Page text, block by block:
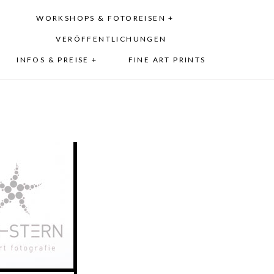
WORKSHOPS & FOTOREISEN +
VERÖFFENTLICHUNGEN
INFOS & PREISE + FINE ART PRINTS